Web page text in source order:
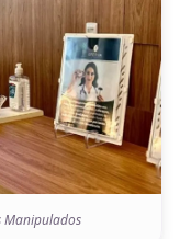
Manipulados